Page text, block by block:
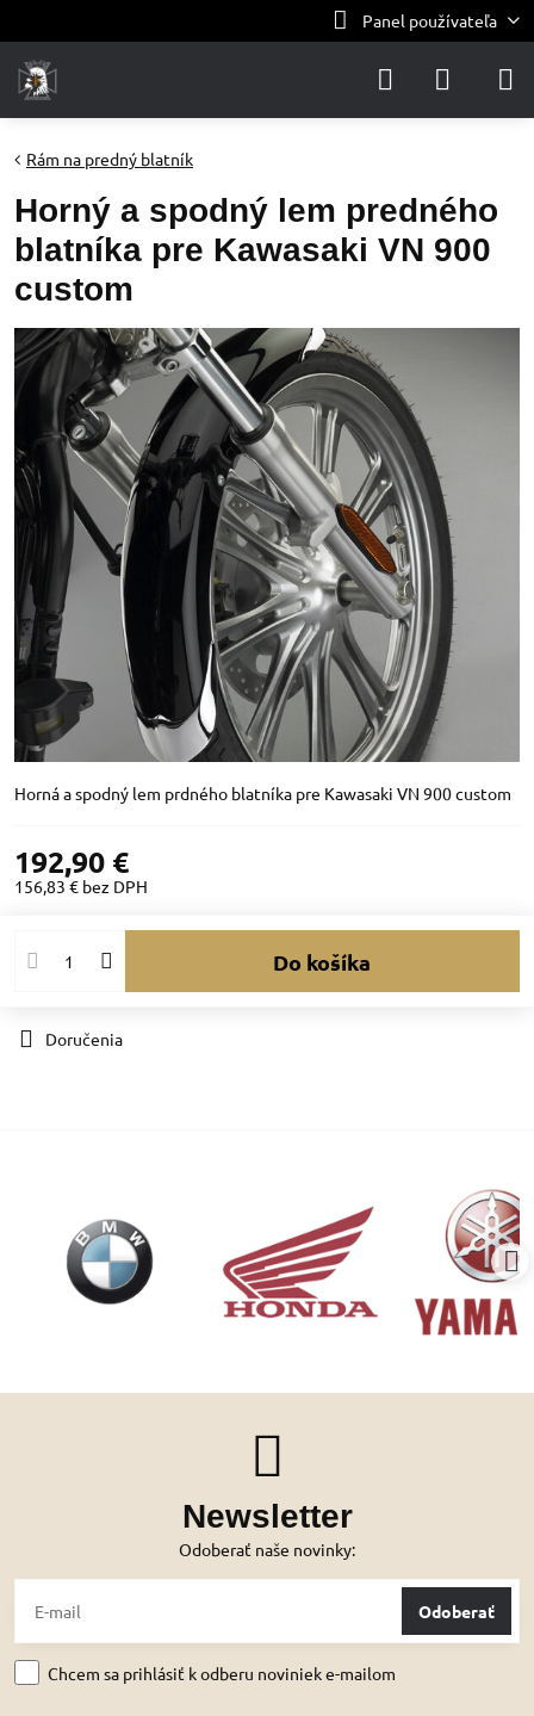
Panel používateľa
Rám na predný blatník
Horný a spodný lem predného
blatníka pre Kawasaki VN 900
custom
Horná a spodný lem prdného blatníka pre Kawasaki VN 900 custom
192,90 €
156,83 € bez DPH
Do košíka
Doručenia
Newsletter
Odoberať naše novinky:
Odoberať
Chcem sa prihlásiť k odberu noviniek e-mailom